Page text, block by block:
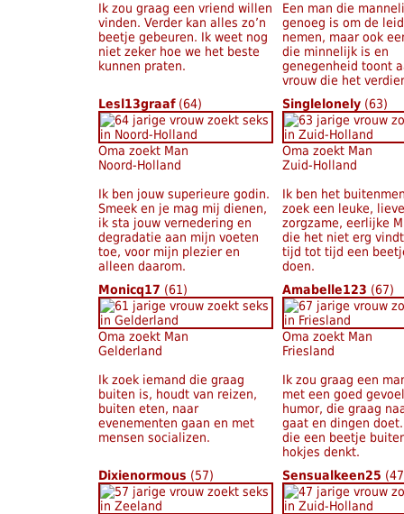
Ik zou graag een vriend willen
vinden. Verder kan alles zo’n
beetje gebeuren. Ik weet nog
niet zeker hoe we het beste
kunnen praten.
Een man die
genoeg is om de
nemen, maar ook
die minnelijk is en
genegenheid toont
vrouw die het
Lesl13graaf (64)
Oma zoekt Man
Noord-Holland
Ik ben jouw superieure godin.
Smeek en je mag mij dienen,
ik sta jouw vernedering en
degradatie aan mijn voeten
toe, voor mijn plezier en
alleen daarom.
Singlelonely (63)
Oma zoekt Man
Zuid-Holland
Ik ben het
zoek een leuke,
zorgzame, eerlijke
die het niet erg
tijd tot tijd een
doen.
Monicq17 (61)
Oma zoekt Man
Gelderland
Ik zoek iemand die graag
buiten is, houdt van reizen,
buiten eten, naar
evenementen gaan en met
mensen socializen.
Amabelle123 (67)
Oma zoekt Man
Friesland
Ik zou graag een
met een goed
humor, die graag
gaat en dingen
die een beetje
hokjes denkt.
Dixienormous (57) Sensualkeen25